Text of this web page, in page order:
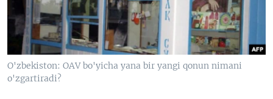
VIDEO
XABARLAR SURATLARDA
ODNOKLASSNIKI
TELEGRAM
TWITTER
SOUNDCLOUD
VOA
O'zbekiston: OAV bo'yicha yana bir yangi qonun nimani
o'zgartiradi?